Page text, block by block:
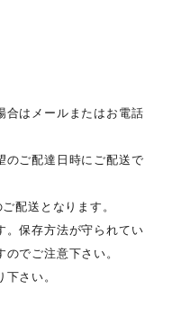
合はメールまたはお電話
ご配達日時にご配送で
配送となります。
。保存方法が守られてい
でご注意下さい。
さい。